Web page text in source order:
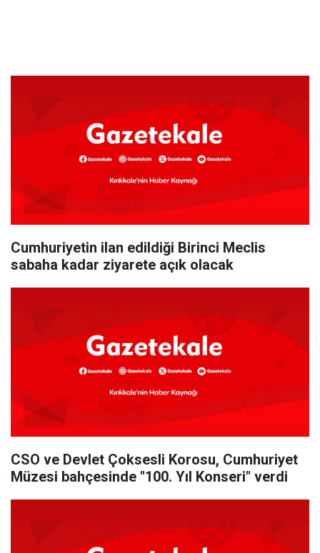
Cumhuriyetin ilan edildiği Birinci Meclis
sabaha kadar ziyarete açık olacak
CSO ve Devlet Çoksesli Korosu, Cumhuriyet
Müzesi bahçesinde "100. Yıl Konseri" verdi